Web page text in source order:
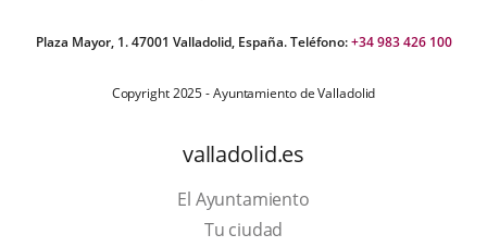
Plaza Mayor, 1. 47001 Valladolid, España. Teléfono:+34 983 426 100
Copyright 2025 - Ayuntamiento de Valladolid
valladolid.es
El Ayuntamiento
Tu ciudad